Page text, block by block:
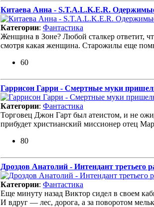
Китаева Анна - S.T.A.L.K.E.R.
Категории: Фантастика
Женщина в Зоне? Любой сталкер ответит,
смотря какая женщина. Старожилы еще
60
Гаррисон Гарри - Смертные муки
Категории: Фантастика
Торговец Джон Гарт был атеистом, и не
прибудет христианский миссионер отец
80
Дроздов Анатолий - Интендант третьего
Категории: Фантастика
Еще минуту назад Виктор сидел в своем
И вдруг — лес, дорога, а за поворотом